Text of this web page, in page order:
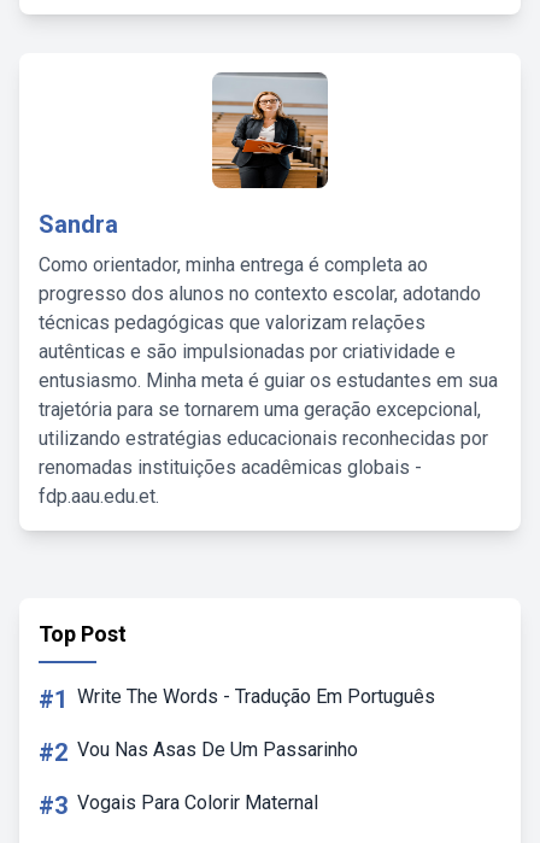
Sandra
Como orientador, minha entrega é completa ao
progresso dos alunos no contexto escolar, adotando
técnicas pedagógicas que valorizam relações
autênticas e são impulsionadas por criatividade e
entusiasmo. Minha meta é guiar os estudantes em sua
trajetória para se tornarem uma geração excepcional,
utilizando estratégias educacionais reconhecidas por
renomadas instituições acadêmicas globais -
fdp.aau.edu.et.
Top Post
#1 Write The Words - Tradução Em Português
#2 Vou Nas Asas De Um Passarinho
#3 Vogais Para Colorir Maternal